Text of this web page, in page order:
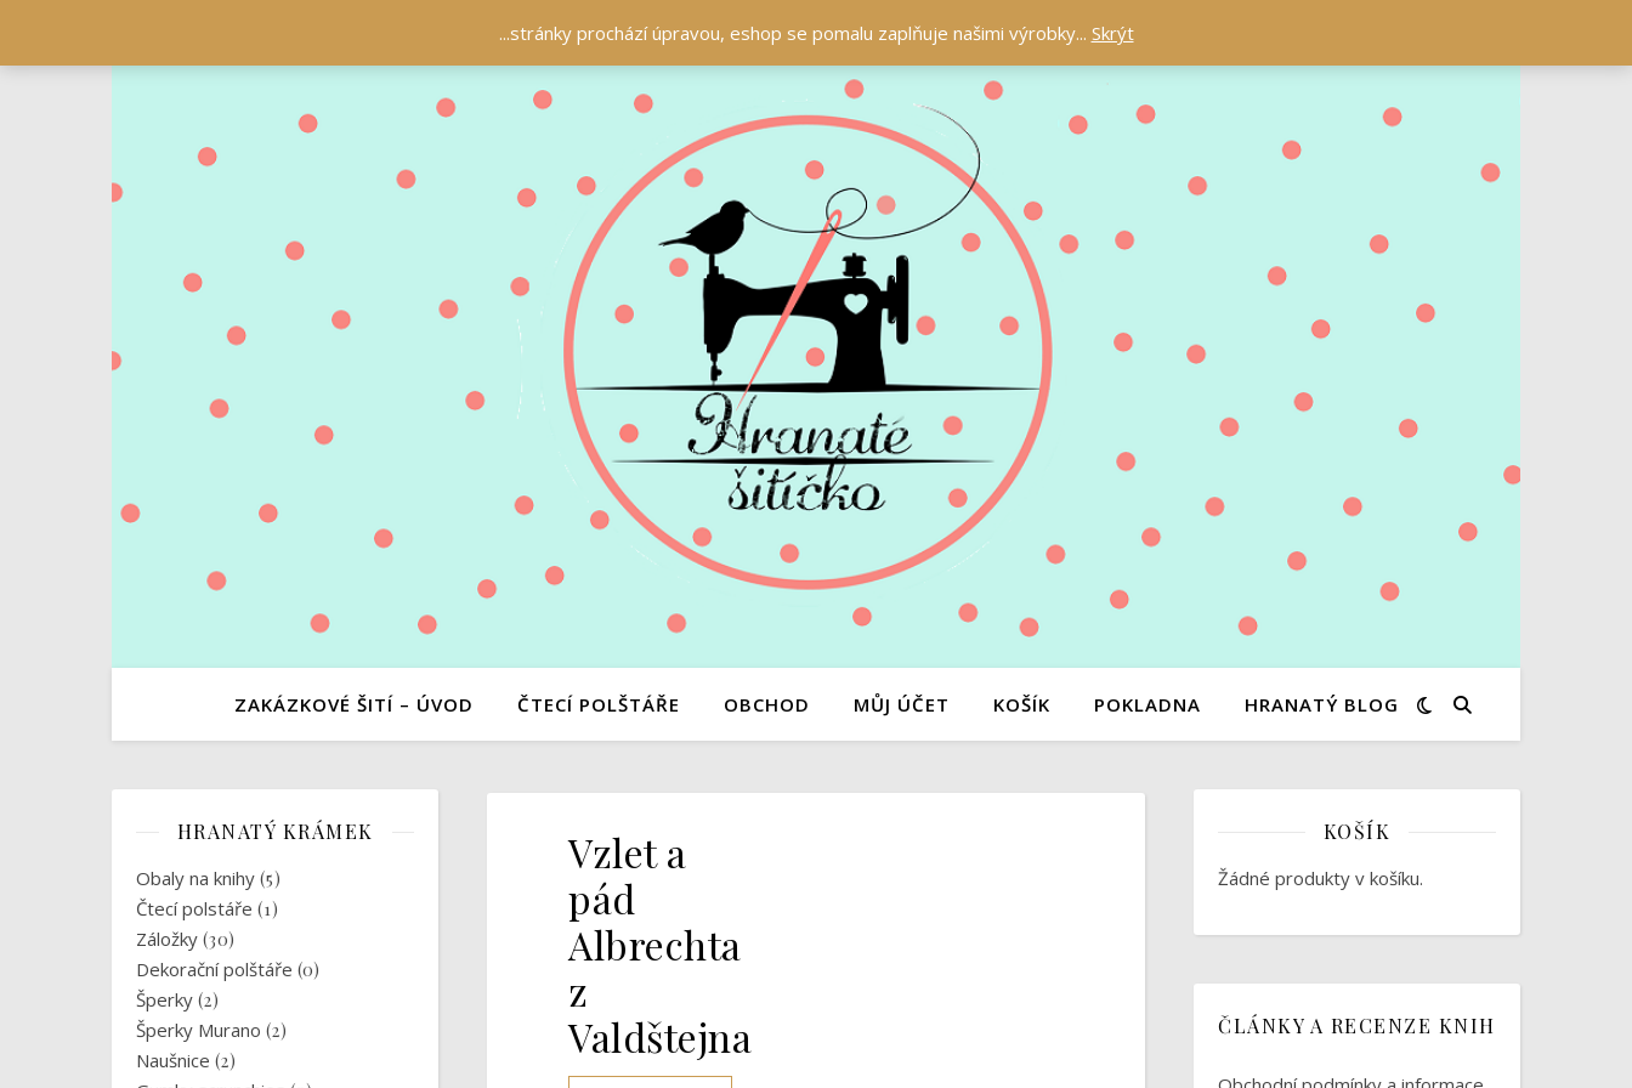
ZAKÁZKOVÉ ŠITÍ – ÚVOD ČTECÍ POLŠTÁŘE OBCHOD MŮJ ÚČET KOŠÍK POKLADNA HRANATÝ BLOG
HRANATÝ KRÁMEK
Obaly na knihy (5)
Čtecí polstáře (1)
Záložky (30)
Dekorační polštáře (0)
Šperky (2)
Šperky Murano (2)
Naušnice (2)
Vzlet a
pád
Albrechta
z
Valdštejna
KOŠÍK
Žádné produkty v košíku.
ČLÁNKY A RECENZE KNIH
...stránky prochází úpravou, eshop se pomalu zaplňuje našimi výrobky... Skrýt